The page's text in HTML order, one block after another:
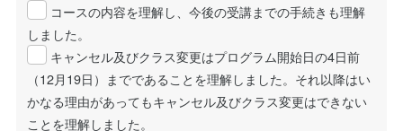
コースの内容を理解し、今後の受講までの手続きも理解
しました。
キャンセル及びクラス変更はプログラム開始日の4日前
（12月19日）までであることを理解しました。それ以降はい
かなる理由があってもキャンセル及びクラス変更はできない
ことを理解しました。